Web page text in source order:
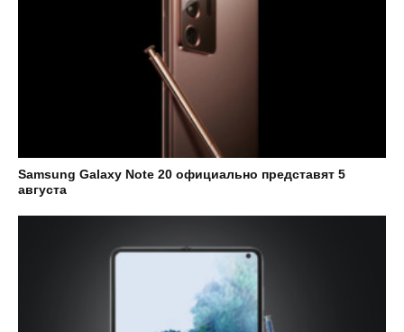
Samsung Galaxy Note 20 официально представят 5
августа